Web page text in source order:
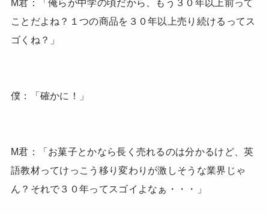
M君：「俺らが中学の頃だから、もう３０年以上前って
ことだよね？１つの商品を３０年以上売り続けるってス
ゴくね？」
僕：「確かに！」
M君：「お菓子とかなら長く売れるのは分かるけど、英
語教材ってけっこう移り変わりが激しそうな業界じゃ
ん？それで３０年ってスゴイよなぁ・・・」